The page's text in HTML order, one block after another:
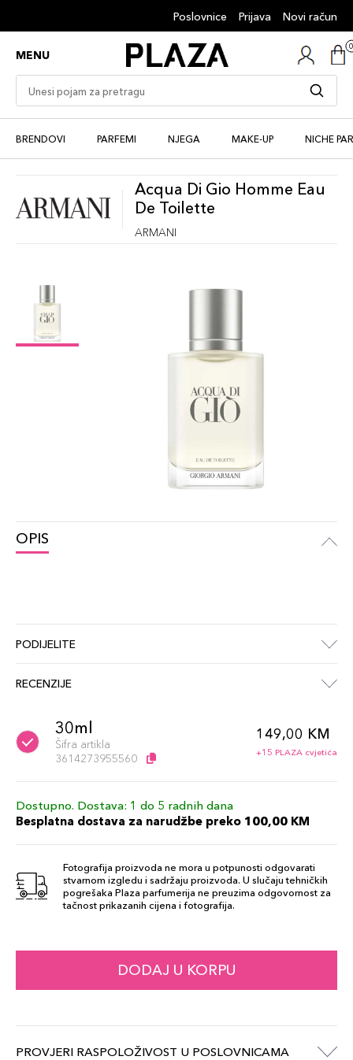
Poslovnice Prijava Novi račun
MENU
BRENDOVI PARFEMI NJEGA MAKE-UP NICHE
Acqua Di Gio Homme Eau
De Toilette
ARMANI
OPIS
PODIJELITE
RECENZIJE
30ml
Šifra artikla
3614273955560
149,00 KM
+15 PLAZA cvjetića
Dostupno. Dostava: 1 do 5 radnih dana
Besplatna dostava za narudžbe preko 100,00 KM
Fotografija proizvoda ne mora u potpunosti odgovarati
stvarnom izgledu i sadržaju proizvoda. U slučaju tehničkih
pogrešaka Plaza parfumerija ne preuzima odgovornost za
tačnost prikazanih cijena i fotografija.
DODAJ U KORPU
PROVJERI RASPOLOŽIVOST U POSLOVNICAMA